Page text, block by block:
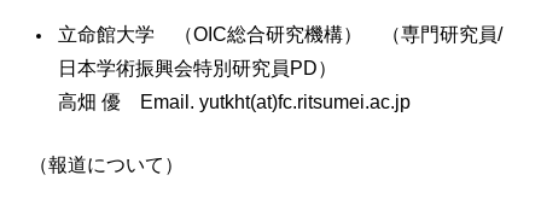
立命館大学 （OIC総合研究機構） （専門研究員/
日本学術振興会特別研究員PD）
高畑 優 Email. yutkht(at)fc.ritsumei.ac.jp
（報道について）